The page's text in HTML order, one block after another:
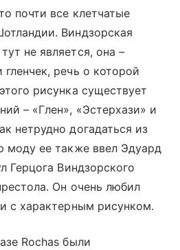
почти все клетчатые
Виндзорская
не является, она –
речь о которой
рисунка существует
– «Глен», «Эстерхази» и
нетрудно догадаться из
моду ее также ввел Эдуард
Герцога Виндзорского
Он очень любил
с характерным рисунком.
Rochas были